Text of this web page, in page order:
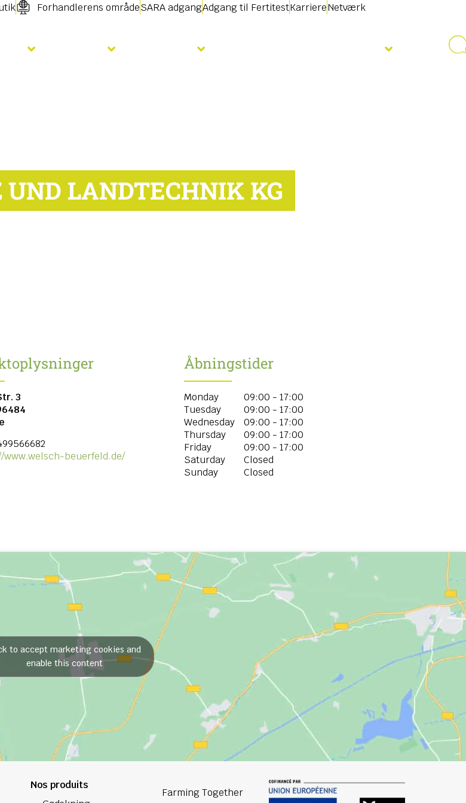
Forhandlerens områdeSARA adgangAdgang til FertitestKarriereNetværk
LANDTECHNIK KG
3
www.welsch-beuerfeld.de/
Åbningstider
Monday
09:00 - 17:00
Tuesday
09:00 - 17:00
Wednesday
09:00 - 17:00
Thursday
09:00 - 17:00
Friday
09:00 - 17:00
Saturday
Closed
Sunday
Closed
to accept marketing cookies and
enable this content
Nos produits
Farming Together